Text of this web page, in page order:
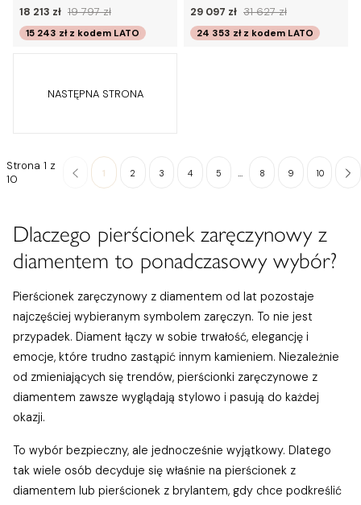
18 213 zł 19 797 zł
15 243 zł z kodem LATO
29 097 zł 31 627 zł
24 353 zł z kodem LATO
NASTĘPNA STRONA
Strona 1 z
10
1 2 3 4 5 ... 8 9 10
Dlaczego pierścionek zaręczynowy z
diamentem to ponadczasowy wybór?
Pierścionek zaręczynowy z diamentem od lat pozostaje
najczęściej wybieranym symbolem zaręczyn. To nie jest
przypadek. Diament łączy w sobie trwałość, elegancję i
emocje, które trudno zastąpić innym kamieniem. Niezależnie
od zmieniających się trendów, pierścionki zaręczynowe z
diamentem zawsze wyglądają stylowo i pasują do każdej
okazji.
To wybór bezpieczny, ale jednocześnie wyjątkowy. Dlatego
tak wiele osób decyduje się właśnie na pierścionek z
diamentem lub pierścionek z brylantem, gdy chce podkreślić